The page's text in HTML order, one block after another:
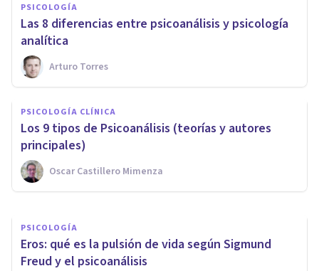
PSICOLOGÍA
Las 8 diferencias entre psicoanálisis y psicología
analítica
Arturo Torres
PSICOLOGÍA CLÍNICA
Los 9 t​ipos de Psicoanálisis (teorías y autores
principales)
Oscar Castillero Mimenza
BIOGRAFÍAS
​Erich Fromm: biografía del
padre del psicoanálisis
humanista
Arturo Torres
PSICOLOGÍA
Eros: qué es la pulsión de vida según Sigmund
Freud y el psicoanálisis